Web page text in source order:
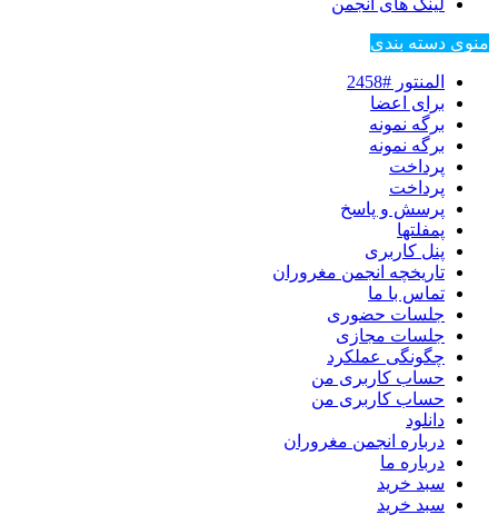
لینک های انجمن
منوی دسته بندی
المنتور #2458
برای اعضا
برگه نمونه
برگه نمونه
پرداخت
پرداخت
پرسش و پاسخ
پمفلتها
پنل کاربری
تاریخچه انجمن مغروران
تماس با ما
جلسات حضوری
جلسات مجازی
چگونگی عملکرد
حساب کاربری من
حساب کاربری من
دانلود
درباره انجمن مغروران
درباره ما
سبد خرید
سبد خرید